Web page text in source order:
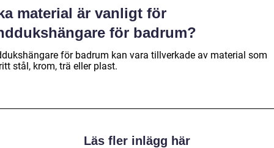
material är vanligt för
för badrum?
för badrum kan vara tillverkade av material som
stål, krom, trä eller plast.
Läs fler inlägg här